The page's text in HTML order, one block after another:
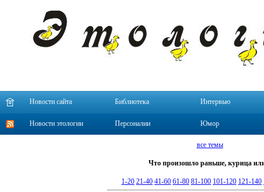
Новости сайта Библиотека Интервью
Новости этологии Персоналии Юмор
все темы
Что произошло раньше, курица
1-20 21-40 41-60 61-80 81-100 101-120 121-140